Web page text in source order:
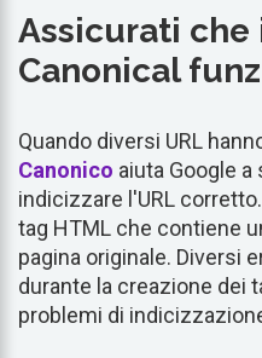
Assicurati che
Canonical
Quando diversi URL
Canonico aiuta Google
indicizzare l'URL
tag HTML che contiene
pagina originale. Diversi
durante la creazione dei
problemi di